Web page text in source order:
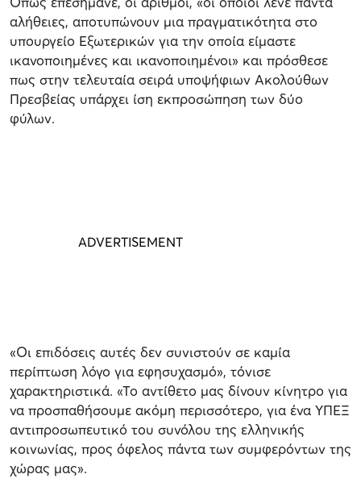
αλήθειες, αποτυπώνουν μια πραγματικότητα στο
υπουργείο Εξωτερικών για την οποία είμαστε
ικανοποιημένες και ικανοποιημένοι» και πρόσθεσε
πως στην τελευταία σειρά υποψήφιων Ακολούθων
Πρεσβείας υπάρχει ίση εκπροσώπηση των δύο
φύλων.
«Οι επιδόσεις αυτές δεν συνιστούν σε καμία
περίπτωση λόγο για εφησυχασμό», τόνισε
χαρακτηριστικά. «Το αντίθετο μας δίνουν κίνητρο για
να προσπαθήσουμε ακόμη περισσότερο, για ένα ΥΠΕΞ
αντιπροσωπευτικό του συνόλου της ελληνικής
κοινωνίας, προς όφελος πάντα των συμφερόντων της
χώρας μας».